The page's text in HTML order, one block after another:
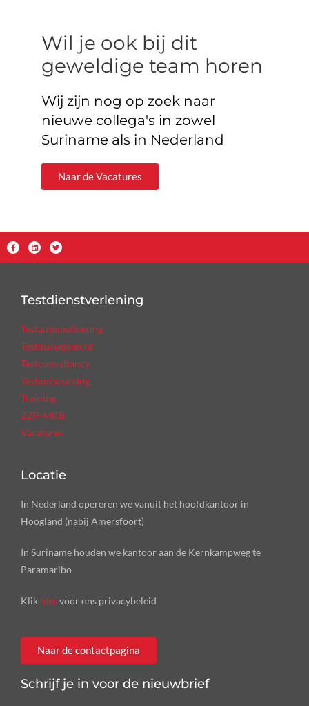
Wil je ook bij dit
geweldige team horen
Wij zijn nog op zoek naar
nieuwe collega's in zowel
Suriname als in Nederland
Naar de Vacatures
Testdienstverlening
Testautomatisering
Testmanagement
Testconsultancy
Testoutsourcing
Training
ZZP-MKB
Vacatures
Locatie
In Nederland opereren we vanuit het hoofdkantoor in
Hoogland (nabij Amersfoort)
In Suriname houden we kantoor aan de Kernkampweg te
Paramaribo
Klik hiervoor ons privacybeleid
Naar de contactpagina
Schrijf je in voor de nieuwbrief